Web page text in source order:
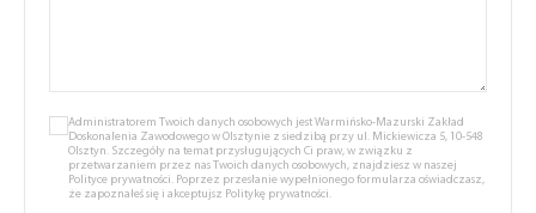
Administratorem Twoich danych osobowych jest Warmińsko-Mazurski Zakład
Doskonalenia Zawodowego w Olsztynie z siedzibą przy ul. Mickiewicza 5, 10-548
Olsztyn. Szczegóły na temat przysługujących Ci praw, w związku z
przetwarzaniem przez nas Twoich danych osobowych, znajdziesz w naszej
Polityce prywatności. Poprzez przesłanie wypełnionego formularza oświadczasz,
że zapoznałeś się i akceptujsz Politykę prywatności.